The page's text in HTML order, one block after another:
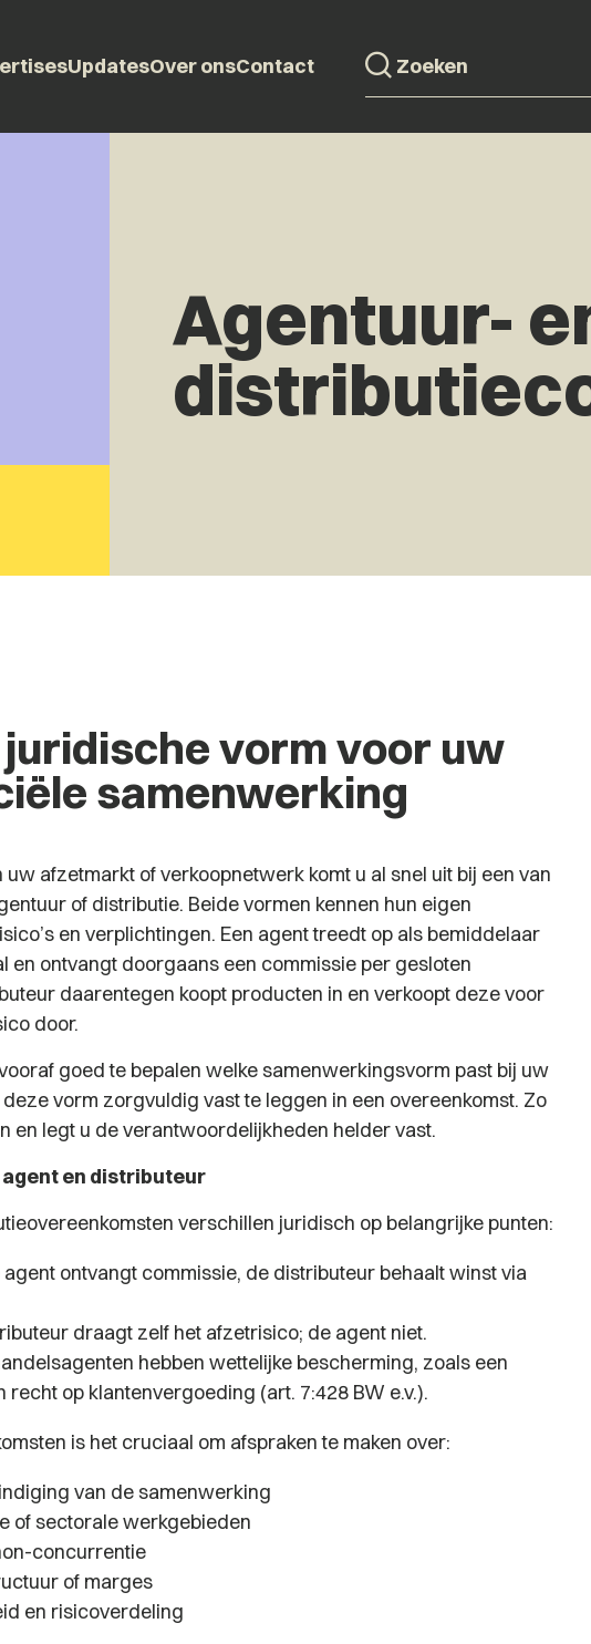
UpdatesOver onsContact
Agentuur-
juridische vorm voor uw
samenwerking
afzetmarkt of verkoopnetwerk komt u al snel uit bij een van
of distributie. Beide vormen kennen hun eigen
en verplichtingen. Een agent treedt op als bemiddelaar
en ontvangt doorgaans een commissie per gesloten
daarentegen koopt producten in en verkoopt deze voor
door.
goed te bepalen welke samenwerkingsvorm past bij uw
vorm zorgvuldig vast te leggen in een overeenkomst. Zo
en legt u de verantwoordelijkheden helder vast.
en distributeur
verschillen juridisch op belangrijke punten:
ontvangt commissie, de distributeur behaalt winst via
draagt zelf het afzetrisico; de agent niet.
hebben wettelijke bescherming, zoals een
recht op klantenvergoeding (art. 7:428 BW e.v.).
is het cruciaal om afspraken te maken over:
van de samenwerking
of sectorale werkgebieden
concurrentie
of marges
en risicoverdeling